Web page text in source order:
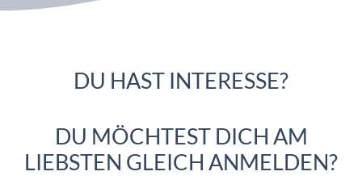
DU HAST INTERESSE?
DU MÖCHTEST DICH AM
LIEBSTEN GLEICH ANMELDEN?